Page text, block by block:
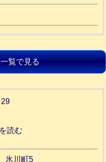
覧で見る
読む
ア
氷川町5